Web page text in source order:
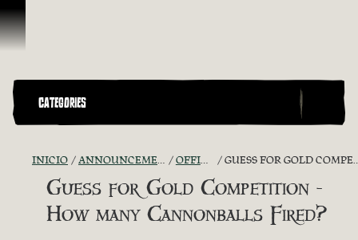
Saltar al contenido
CATEGORIES
INICIO ANNOUNCEMENTS - "THE CAPTAIN'S CABIN" OFFICIAL CONTESTS GUESS FOR GOLD COMPETITION - HOW MANY CANNONBALLS FIRED?
Guess for Gold Competition -
How many Cannonballs Fired?